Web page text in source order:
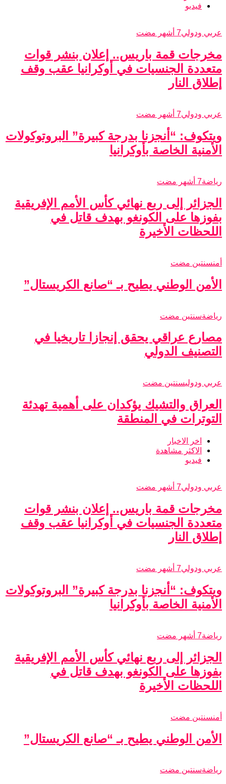
فيديو
عربي ودولي7 أشهر مضت
مخرجات قمة باريس.. إعلان بنشر قوات
متعددة الجنسيات في أوكرانيا عقب وقف
إطلاق النار
عربي ودولي7 أشهر مضت
ويتكوف: “أنجزنا بدرجة كبيرة” البروتوكولات
الأمنية الخاصة بأوكرانيا
رياضة7 أشهر مضت
الجزائر إلى ربع نهائي كأس الأمم الإفريقية
بفوزها على الكونغو بهدف قاتل في
اللحظات الأخيرة
أمنسنتين مضت
الأمن الوطني يطيح بـ “صانع الكريستال”
رياضةسنتين مضت
مصارع عراقي يحقق إنجازا تاريخيا في
التصنيف الدولي
عربي ودوليسنتين مضت
العراق والتشيك يؤكدان على أهمية تهدئة
التوترات في المنطقة
اخر الاخبار
الاكثر مشاهدة
فيديو
عربي ودولي7 أشهر مضت
مخرجات قمة باريس.. إعلان بنشر قوات
متعددة الجنسيات في أوكرانيا عقب وقف
إطلاق النار
عربي ودولي7 أشهر مضت
ويتكوف: “أنجزنا بدرجة كبيرة” البروتوكولات
الأمنية الخاصة بأوكرانيا
رياضة7 أشهر مضت
الجزائر إلى ربع نهائي كأس الأمم الإفريقية
بفوزها على الكونغو بهدف قاتل في
اللحظات الأخيرة
أمنسنتين مضت
الأمن الوطني يطيح بـ “صانع الكريستال”
رياضةسنتين مضت